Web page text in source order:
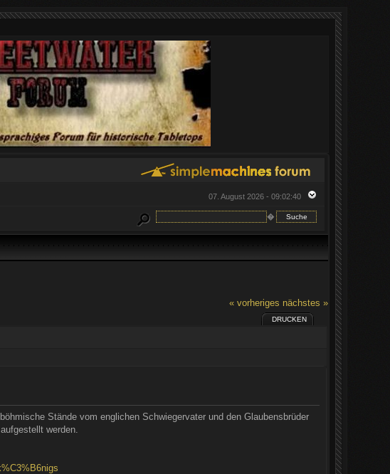
07. August 2026 - 09:02:40
�
« vorheriges nächstes »
DRUCKEN
Stände vom englichen Schwiegervater und den Glaubensbrüder
werden.